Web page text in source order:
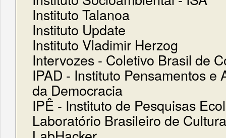
Instituto Talanoa
Instituto Update
Instituto Vladimir Herzog
Intervozes - Coletivo Brasil de
IPAD - Instituto Pensamentos e
da Democracia
IPÊ - Instituto de Pesquisas
Laboratório Brasileiro de